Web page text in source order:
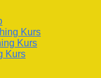
Kurs
Kurs
Kurs